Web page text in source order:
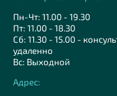
Пн-Чт: 11.00 - 19.30
Пт: 11.00 - 18.30
Сб: 11.30 - 15.00 -
удаленно
Вс: Выходной
Адрес: